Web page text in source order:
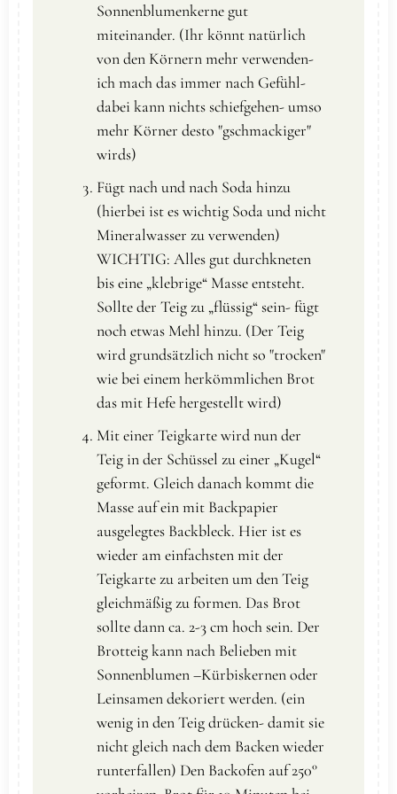
Sonnenblumenkerne gut
miteinander. (Ihr könnt natürlich
von den Körnern mehr verwenden-
ich mach das immer nach Gefühl-
dabei kann nichts schiefgehen- umso
mehr Körner desto "gschmackiger"
wirds)
Fügt nach und nach Soda hinzu
(hierbei ist es wichtig Soda und nicht
Mineralwasser zu verwenden)
WICHTIG: Alles gut durchkneten
bis eine „klebrige“ Masse entsteht.
Sollte der Teig zu „flüssig“ sein- fügt
noch etwas Mehl hinzu. (Der Teig
wird grundsätzlich nicht so "trocken"
wie bei einem herkömmlichen Brot
das mit Hefe hergestellt wird)
Mit einer Teigkarte wird nun der
Teig in der Schüssel zu einer „Kugel“
geformt. Gleich danach kommt die
Masse auf ein mit Backpapier
ausgelegtes Backbleck. Hier ist es
wieder am einfachsten mit der
Teigkarte zu arbeiten um den Teig
gleichmäßig zu formen. Das Brot
sollte dann ca. 2-3 cm hoch sein. Der
Brotteig kann nach Belieben mit
Sonnenblumen –Kürbiskernen oder
Leinsamen dekoriert werden. (ein
wenig in den Teig drücken- damit sie
nicht gleich nach dem Backen wieder
runterfallen) Den Backofen auf 250°